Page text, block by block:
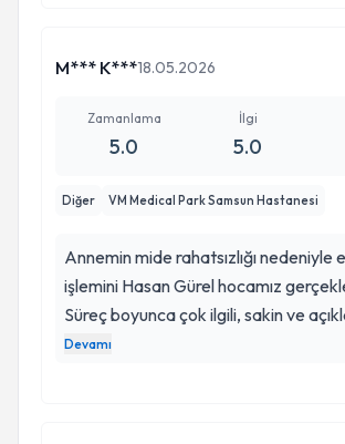
M*** K***18.05.2026
Zamanlama
5.0
İlgi
5.0
Diğer VM Medical Park Samsun Hastanesi
Annemin mide rahatsızlığı nedeniyle
işlemini Hasan Gürel hocamız
Süreç boyunca çok ilgili, sakin ve
davrandı. Hem işlem öncesinde hem
bizi detaylı şekilde bilgilendirdi.
Devamı